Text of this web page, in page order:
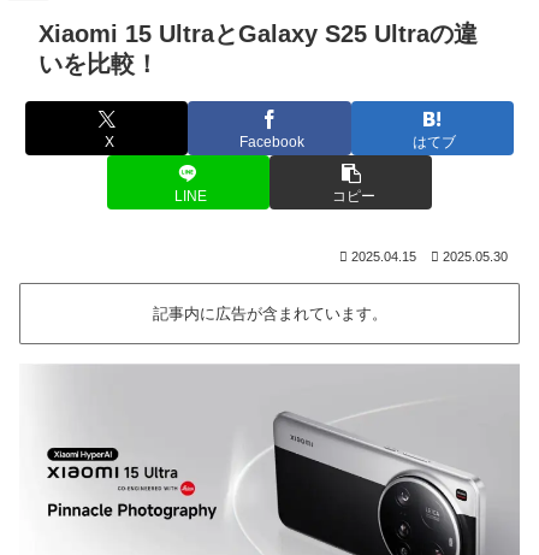
Xiaomi 15 UltraとGalaxy S25 Ultraの違
いを比較！
X Facebook はてブ
LINE コピー
2025.04.15 2025.05.30
記事内に広告が含まれています。